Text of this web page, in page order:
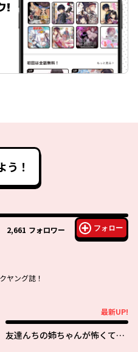
う！
2,661 フォロワー フォロー
ヤング誌！
最新UP!
友達んちの姉ちゃんが怖くてい